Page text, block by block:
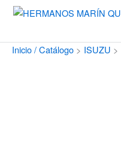
Inicio / Catálogo > ISUZU >